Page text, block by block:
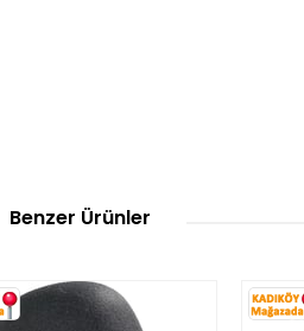
Benzer Ürünler